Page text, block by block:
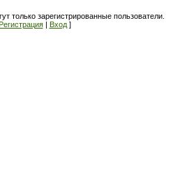
только зарегистрированные пользователи.
| Вход]